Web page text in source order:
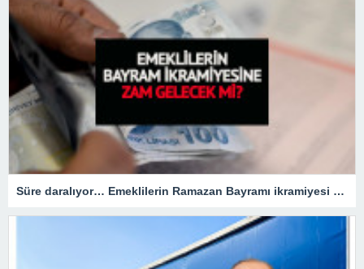
Süre daralıyor… Emeklilerin Ramazan Bayramı ikramiyesi zamlı mı olacak?